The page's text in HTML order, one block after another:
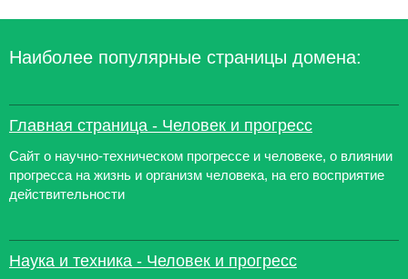
Наиболее популярные страницы домена:
Главная страница - Человек и прогресс
Сайт о научно-техническом прогрессе и человеке, о влиянии
прогресса на жизнь и организм человека, на его восприятие
действительности
Наука и техника - Человек и прогресс